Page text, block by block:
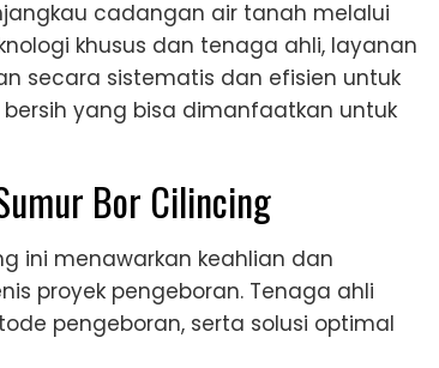
cadangan air tanah melalui
khusus dan tenaga ahli, layanan
secara sistematis dan efisien untuk
yang bisa dimanfaatkan untuk
Bor Cilincing
ini menawarkan keahlian dan
proyek pengeboran. Tenaga ahli
pengeboran, serta solusi optimal